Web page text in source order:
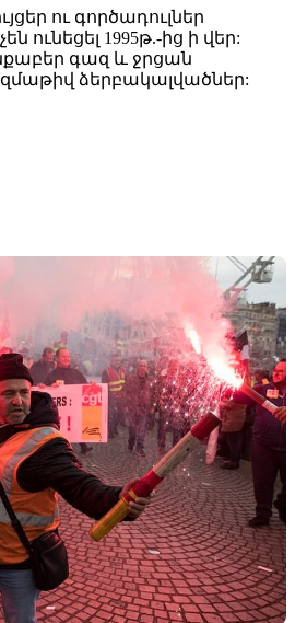
ու գործադուլներ
ունեցել 1995թ.-ից ի վեր:
գազ և ջրցան
ձերբակալվածներ: